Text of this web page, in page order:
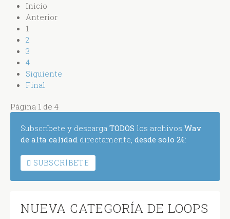
Inicio
Anterior
1
2
3
4
Siguiente
Final
Página 1 de 4
Subscríbete y descarga TODOS los archivos Wav
de alta calidad directamente, desde solo 2€:
SUBSCRÍBETE
NUEVA CATEGORÍA DE LOOPS